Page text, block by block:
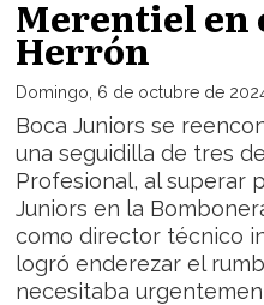
Merentiel en
Herrón
Domingo, 6 de octubre de
Boca Juniors se
una seguidilla de tres
Profesional, al superar
Juniors en la
como director técnico
logró enderezar el
necesitaba